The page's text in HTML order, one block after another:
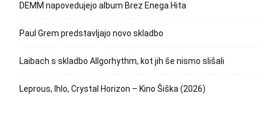
DEMM napovedujejo album Brez Enega Hita
Paul Grem predstavljajo novo skladbo
Laibach s skladbo Allgorhythm, kot jih še nismo slišali
Leprous, Ihlo, Crystal Horizon – Kino Šiška (2026)